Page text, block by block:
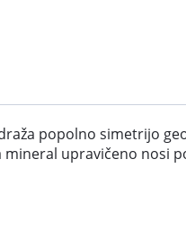
popolno simetrijo
upravičeno nosi